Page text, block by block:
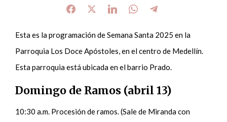
Esta es la programación de Semana Santa 2025 en la
Parroquia Los Doce Apóstoles, en el centro de Medellín.
Esta parroquia está ubicada en el barrio Prado.
Domingo de Ramos (abril 13)
10:30 a.m. Procesión de ramos. (Sale de Miranda con